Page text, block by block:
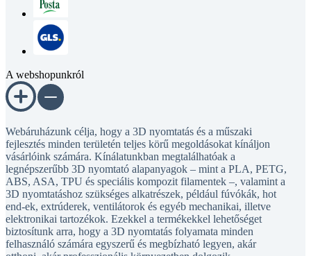
A webshopunkról
Webáruházunk célja, hogy a 3D nyomtatás és a műszaki
fejlesztés minden területén teljes körű megoldásokat kínáljon
vásárlóink számára. Kínálatunkban megtalálhatóak a
legnépszerűbb 3D nyomtató alapanyagok – mint a PLA, PETG,
ABS, ASA, TPU és speciális kompozit filamentek –, valamint a
3D nyomtatáshoz szükséges alkatrészek, például fúvókák, hot
end-ek, extrúderek, ventilátorok és egyéb mechanikai, illetve
elektronikai tartozékok. Ezekkel a termékekkel lehetőséget
biztosítunk arra, hogy a 3D nyomtatás folyamata minden
felhasználó számára egyszerű és megbízható legyen, akár